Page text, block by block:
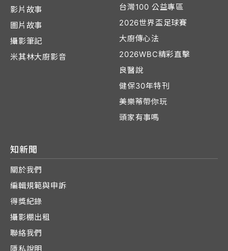
影片故事
圖片故事
攝影筆記
米其林大廚影音
台灣100 公益專區
2026世界盃足球賽
大廚傳心法
2026WBC精彩直擊
良醫說
健保30年特刊
美樂蒂帶你玩
頭家有事嗎
知新聞
關於我們
編輯規範與申訴
得獎紀錄
攝影棚出租
聯絡我們
隱私說明